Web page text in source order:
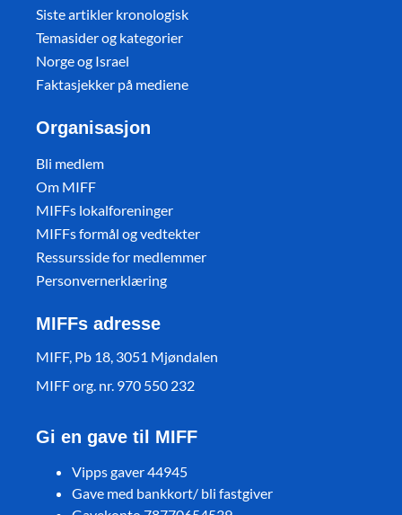
Siste artikler kronologisk
Temasider og kategorier
Norge og Israel
Faktasjekker på mediene
Organisasjon
Bli medlem
Om MIFF
MIFFs lokalforeninger
MIFFs formål og vedtekter
Ressursside for medlemmer
Personvernerklæring
MIFFs adresse
MIFF, Pb 18, 3051 Mjøndalen
MIFF org. nr. 970 550 232
Gi en gave til MIFF
Vipps gaver 44945
Gave med bankkort/ bli fastgiver